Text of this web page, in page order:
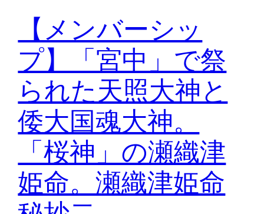
【メンバーシッ
プ】「宮中」で祭
られた天照大神と
倭大国魂大神。
「桜神」の瀬織津
姫命。瀬織津姫命